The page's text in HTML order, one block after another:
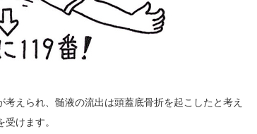
えられ、髄液の流出は頭蓋底骨折を起こしたと考え
けます。